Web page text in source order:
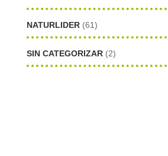
NATURLIDER (61)
SIN CATEGORIZAR (2)